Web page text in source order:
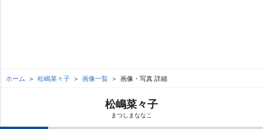
ホーム 松嶋菜々子 画像一覧 画像・写真 詳細
松嶋菜々子
まつしまななこ